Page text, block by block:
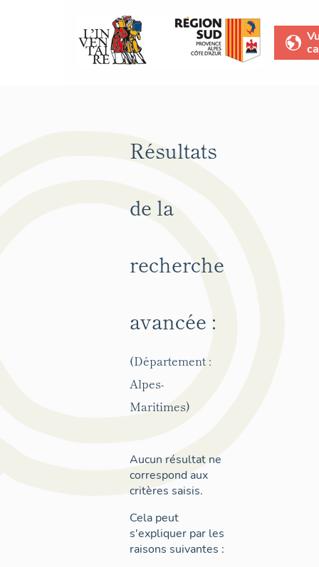
Résultats
de la
recherche
avancée :
(Département :
Alpes-
Maritimes)
Aucun résultat ne
correspond aux
critères saisis.
Cela peut
s'expliquer par les
raisons suivantes :